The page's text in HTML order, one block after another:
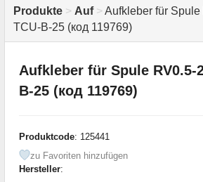
Produkte > Auf > Aufkleber für
TCU-B-25 (код 119769)
Aufkleber für Spule RV0.5-
B-25 (код 119769)
Produktcode: 125441
zu Favoriten hinzufügen
Hersteller: